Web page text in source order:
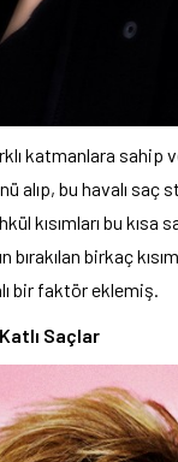
katmanlara sahip
alıp, bu havalı saç
kısımları bu kısa
bırakılan birkaç
bir faktör eklemiş.
Saçlar